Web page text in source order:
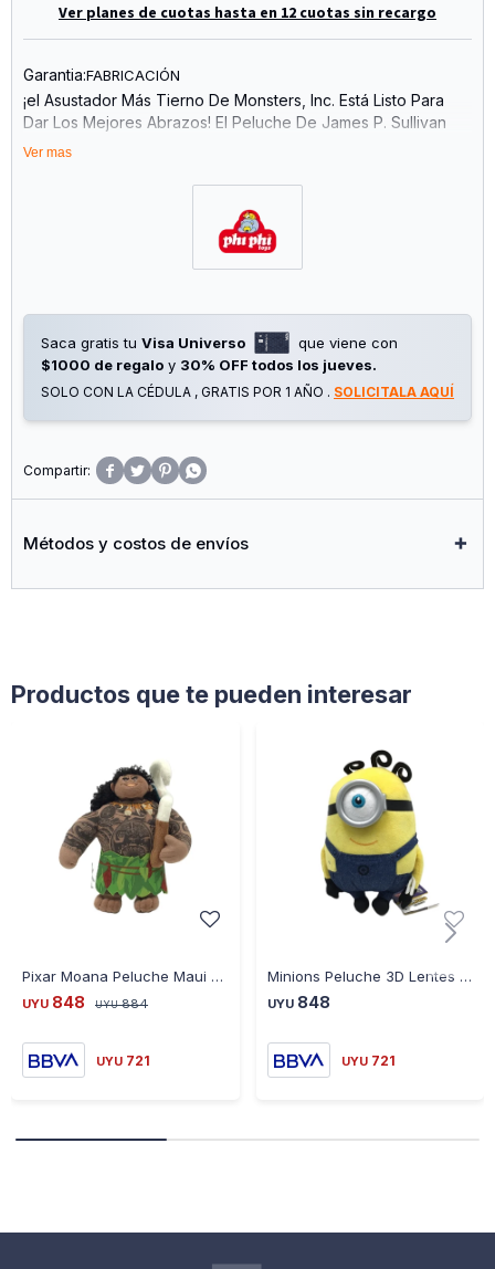
Ver planes de cuotas hasta en 12 cuotas sin recargo
Garantia:FABRICACIÓN
¡el Asustador Más Tierno De Monsters, Inc. Está Listo Para
Dar Los Mejores Abrazos! El Peluche De James P. Sullivan
(Sulley) De Phi Phi Toys Es La Representación Perfecta Del
Moteado De Manchas Violetas Y Sus Pequeños Cuernos,
Este Peluche Refleja Toda La Ternura Y Bondad Del Mejor
Amigo De Mike Wazowski. Características: - Personaje:
James P. Sullivan (Sulley). - Altura: Aproximadamente 25 Cm.
Ver mas
Saca gratis tu Visa Universo
que viene con
$1000 de regalo y 30% OFF todos los jueves.
SOLO CON LA CÉDULA , GRATIS POR 1 AÑO . SOLICITALA AQUÍ
   
Métodos y costos de envíos
Productos que te pueden interesar
Pixar Moana Peluche Maui 23 cm
UYU 848 UYU 884
UYU 721
Minions Peluche 3D Lentes Plásticos mod. James
UYU 848
UYU 721